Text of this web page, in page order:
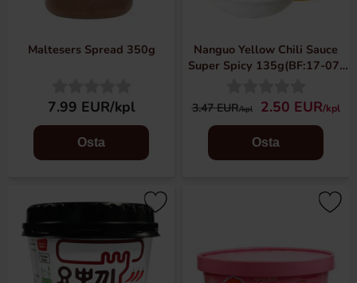
Maltesers Spread 350g
7.99 EUR/kpl
Osta
Nanguo Yellow Chili Sauce
Super Spicy 135g(BF:17-07-
3.47 EUR/kpl 2.50 EUR/kpl
Osta